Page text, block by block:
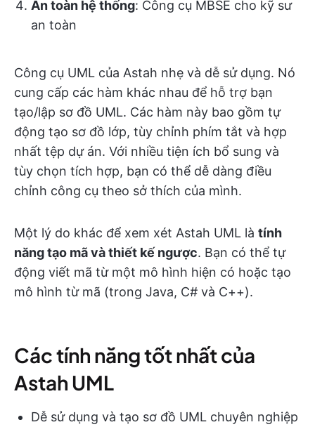
An toàn hệ thống: Công cụ MBSE cho kỹ sư
an toàn
Công cụ UML của Astah nhẹ và dễ sử dụng. Nó
cung cấp các hàm khác nhau để hỗ trợ bạn
tạo/lập sơ đồ UML. Các hàm này bao gồm tự
động tạo sơ đồ lớp, tùy chỉnh phím tắt và hợp
nhất tệp dự án. Với nhiều tiện ích bổ sung và
tùy chọn tích hợp, bạn có thể dễ dàng điều
chỉnh công cụ theo sở thích của mình.
Một lý do khác để xem xét Astah UML là tính
năng tạo mã và thiết kế ngược. Bạn có thể tự
động viết mã từ một mô hình hiện có hoặc tạo
mô hình từ mã (trong Java, C# và C++).
Các tính năng tốt nhất của
Astah UML
Dễ sử dụng và tạo sơ đồ UML chuyên nghiệp